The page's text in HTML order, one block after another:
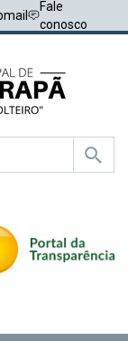
Fale
conosco